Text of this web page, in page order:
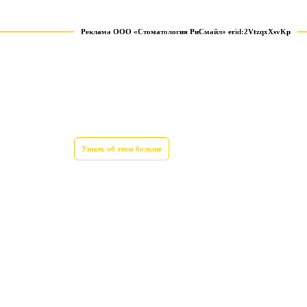
Реклама ООО «Стоматология РиСмайл» erid:2VtzqxXsvKp
Узнать об этом больше